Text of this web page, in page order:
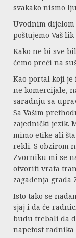
svakako nismo
Uvodnim dijelom
poštujemo Vaš
Kako ne bi sve
ćemo preći na
Kao portal koji
ne komercijale,
saradnju sa
Sa Vašim
zajednički jezik.
mimo etike ali
rekli. S obzirom
Zvorniku mi se
otvoriti vrata
zagađenja grada
Isto tako se
sjaj i da će
budu trebali da
napetost